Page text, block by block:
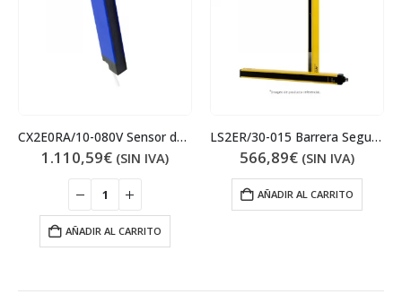
CX2E0RA/10-080V Sensor de Área
1.110,59€ (SIN IVA)
AÑADIR AL CARRITO
LS2ER/30-015 Barrera Seguridad
566,89€ (SIN IVA)
AÑADIR AL CARRITO